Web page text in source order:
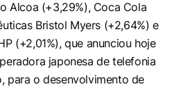
Alcoa (+3,29%), Coca Cola
Bristol Myers (+2,64%) e
(+2,01%), que anunciou hoje
japonesa de telefonia
para o desenvolvimento de